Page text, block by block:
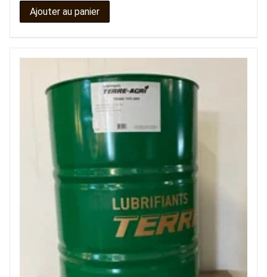
Ajouter au panier